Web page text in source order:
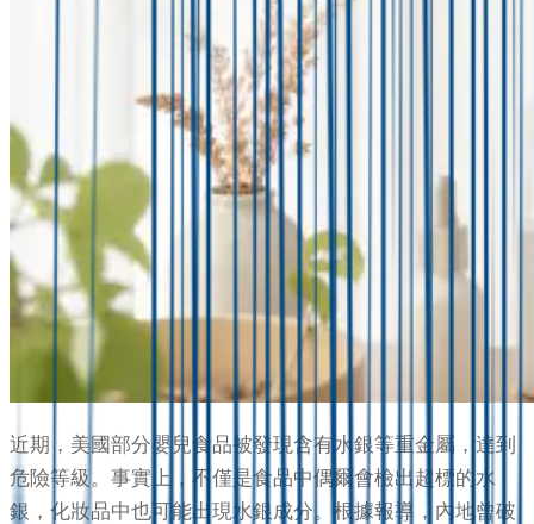
近期，美國部分嬰兒食品被發現含有水銀等重金屬，達到
危險等級。事實上，不僅是食品中偶爾會檢出超標的水
銀，化妝品中也可能出現水銀成分。根據報導，內地曾破